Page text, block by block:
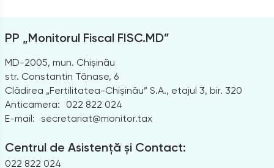
PP „Monitorul Fiscal FISC.MD”
MD-2005, mun. Chișinău
str. Constantin Tănase, 6
Clădirea „Fertilitatea-Chișinău” S.A., etajul 3, bir. 320
Anticamera:
022 822 024
E-mail: secretariat@monitor.tax
Centrul de Asistență și Contact:
022 822 024